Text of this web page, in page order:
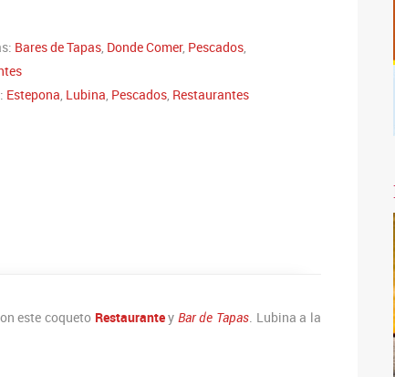
Bares de Tapas, Donde Comer, Pescados,
Estepona, Lubina, Pescados, Restaurantes
este coqueto Restaurantey Bar de Tapas. Lubina a la